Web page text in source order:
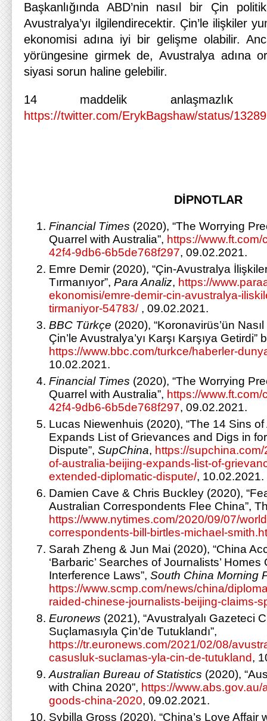
Başkanlığında ABD’nin nasıl bir Çin
Avustralya’yı ilgilendirecektir. Çin’le ilişkiler
ekonomisi adına iyi bir gelişme olabilir.
yörüngesine girmek de, Avustralya adına
siyasi sorun haline gelebilir.
14 maddelik anlaşmazlık
https://twitter.com/ErykBagshaw/status/
DİPNOTLAR
Financial Times (2020), “The Worrying
Quarrel with Australia”, https://
42f4-9db6-6b5de768f297, 09.02.2021.
Emre Demir (2020), “Çin-Avustralya
Tırmanıyor”, Para Analiz, https://
ekonomisi/emre-demir-cin-avustralya-
tirmaniyor-54783/, 09.02.2021.
BBC Türkçe (2020), “Koronavirüs’ün Nasıl
Çin’le Avustralya’yı Karşı Karşıya Getirdi”
https://www.bbc.com/turkce/haberler-
10.02.2021.
Financial Times (2020), “The Worrying
Quarrel with Australia”, https://
42f4-9db6-6b5de768f297, 09.02.2021.
Lucas Niewenhuis (2020), “The 14 Sins
Expands List of Grievances and Digs in
Dispute”, SupChina, https://
of-australia-beijing-expands-list-of-
extended-diplomatic-dispute/, 10.02.2021.
Damien Cave & Chris Buckley (2020),
Australian Correspondents Flee China”,
https://www.nytimes.com/2020/09/07/
correspondents-bill-birtles-michael-
Sarah Zheng & Jun Mai (2020), “China
‘Barbaric’ Searches of Journalists’
Interference Laws”, South China Morning
https://www.scmp.com/news/china/
raided-chinese-journalists-beijing-claims-
Euronews (2021), “Avustralyalı Gazeteci
Suçlamasıyla Çin’de Tutuklandı”,
https://tr.euronews.com/2021/02/08/
casusluk-suclamas-yla-cin-de-tutukland,
Australian Bureau of Statistics (2020),
with China 2020”, https://
goods-china-2020, 09.02.2021.
Sybilla Gross (2020), “China’s Love Affair